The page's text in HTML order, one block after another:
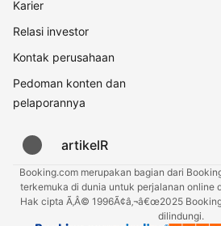
Karier
Relasi investor
Kontak perusahaan
Pedoman konten dan
pelaporannya
artikelR
Booking.com merupakan bagian dari
terkemuka di dunia untuk perjalanan online
Hak cipta Ã‚Â© 1996Ã¢â‚¬â€œ2025
dilindungi.